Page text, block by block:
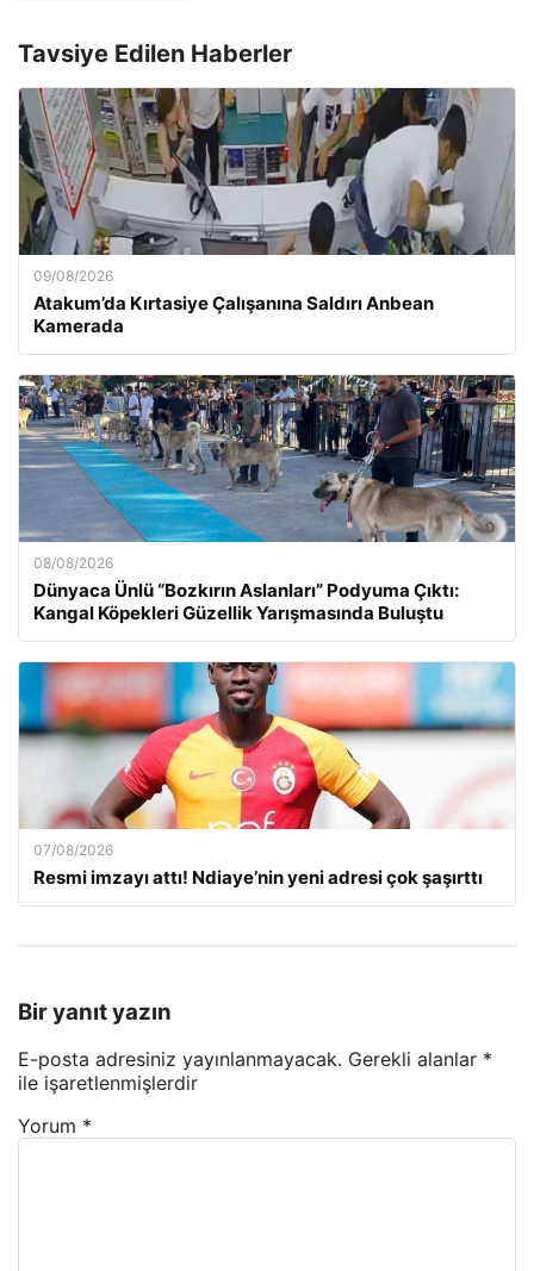
Tavsiye Edilen Haberler
09/08/2026
Atakum’da Kırtasiye Çalışanına Saldırı Anbean
Kamerada
08/08/2026
Dünyaca Ünlü “Bozkırın Aslanları” Podyuma Çıktı:
Kangal Köpekleri Güzellik Yarışmasında Buluştu
07/08/2026
Resmi imzayı attı! Ndiaye’nin yeni adresi çok şaşırttı
Bir yanıt yazın
E-posta adresiniz yayınlanmayacak. Gerekli alanlar *
ile işaretlenmişlerdir
Yorum *